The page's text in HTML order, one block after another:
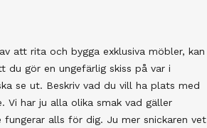
att rita och bygga exklusiva möbler, kan
du gör en ungefärlig skiss på var i
se ut. Beskriv vad du vill ha plats med
Vi har ju alla olika smak vad gäller
alls för dig. Ju mer snickaren vet